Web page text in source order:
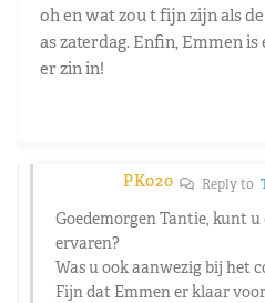
oh en wat zou t fijn zijn als
as zaterdag. Enfin, Emmen
er zin in!
PK020 Reply to
Goedemorgen Tantie, kunt
ervaren?
Was u ook aanwezig bij het
Fijn dat Emmen er klaar